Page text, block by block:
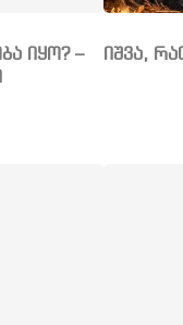
იყო? –
იშვა,